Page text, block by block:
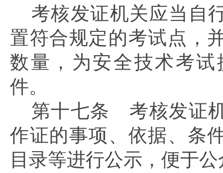
考核发证机关应当自
置符合规定的考试点，
数量，为安全技术考
件。
第十七条 考核发证
作证的事项、依据、条
目录等进行公示，便于